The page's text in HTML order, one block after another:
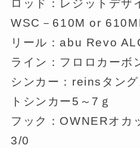
ロッド：レジットデザ
WSC－610M or
リール：abu Revo
ライン：フロロカーボ
シンカー：reinsタン
トシンカー5～7ｇ
フック：OWNERオカ
3/0